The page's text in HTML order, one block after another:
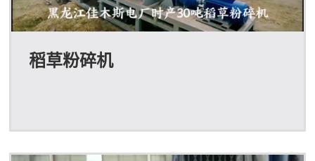
稻草粉碎机